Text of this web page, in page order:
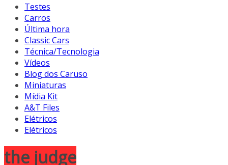
Testes
Carros
Última hora
Classic Cars
Técnica/Tecnologia
Vídeos
Blog dos Caruso
Miniaturas
Mídia Kit
A&T Files
Elétricos
Elétricos
the judge